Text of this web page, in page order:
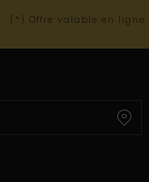
(*) Offre valable en